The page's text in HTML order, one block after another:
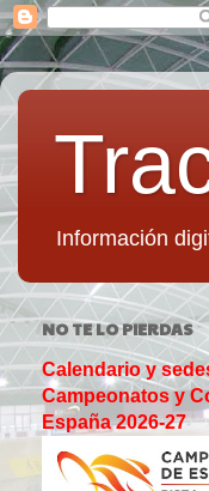
Información
NO TE LO PIERDAS
Calendario y
Campeonatos y
España 2026-27